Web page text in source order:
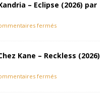
– Eclipse (2026) par
fermés
Kane – Reckless (2026)
fermés